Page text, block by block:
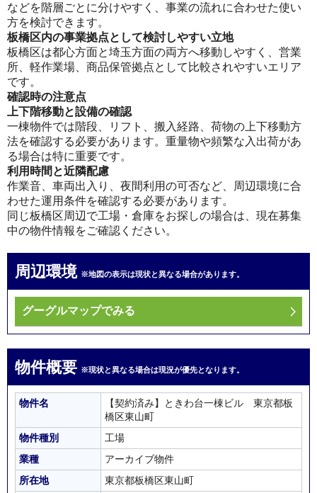
などを階層ごとに分けやすく、事業の流れに合わせた使い
方を検討できます。
板橋区内の事業拠点として検討しやすい立地
板橋区は都心方面と埼玉方面の両方へ移動しやすく、営業
所、軽作業場、商品保管拠点として比較されやすいエリア
です。
確認時の注意点
上下階移動と設備の確認
一棟物件では階段、リフト、搬入経路、荷物の上下移動方
法を確認する必要があります。重量物や頻繁な入出荷があ
る場合は特に重要です。
利用時間と近隣配慮
作業音、車両出入り、夜間利用の可否など、周辺環境に合
わせた運用条件を確認する必要があります。
同じ板橋区周辺で工場・倉庫をお探しの場合は、現在募集
中の物件情報をご確認ください。
周辺環境 ※地図の表示は現状と異なる場合があります。
グーグルマップでみる
物件概要 ※現状と異なる場合は現況が優先となります。
物件名
【契約済み】ときわ台一棟ビル 東京都板
橋区東山町
物件種別
工場
業種
アーカイブ物件
所在地
東京都板橋区東山町